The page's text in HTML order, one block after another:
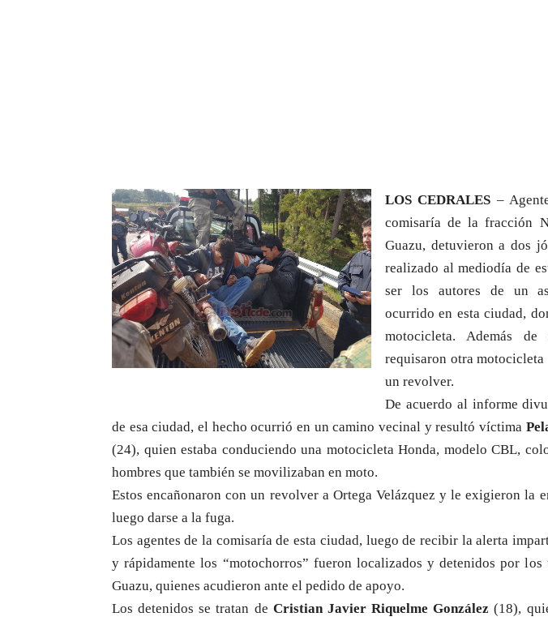
LOS CEDRALES –
comisaría de la fracción
Guazu, detuvieron a dos
realizado al mediodía de
ser los autores de un
ocurrido en esta ciudad,
motocicleta. Además
requisaron otra
un revolver.
De acuerdo al informe
de esa ciudad, el hecho ocurrió en un camino vecinal y resultó víctima
(24), quien estaba conduciendo una motocicleta Honda, modelo CBL,
hombres que también se movilizaban en moto.
Estos encañonaron con un revolver a Ortega Velázquez y le exigieron la
luego darse a la fuga.
Los agentes de la comisaría de esta ciudad, luego de recibir la alerta
y rápidamente los “motochorros” fueron localizados y detenidos por
Guazu, quienes acudieron ante el pedido de apoyo.
Los detenidos se tratan de Cristian Javier Riquelme González(18),